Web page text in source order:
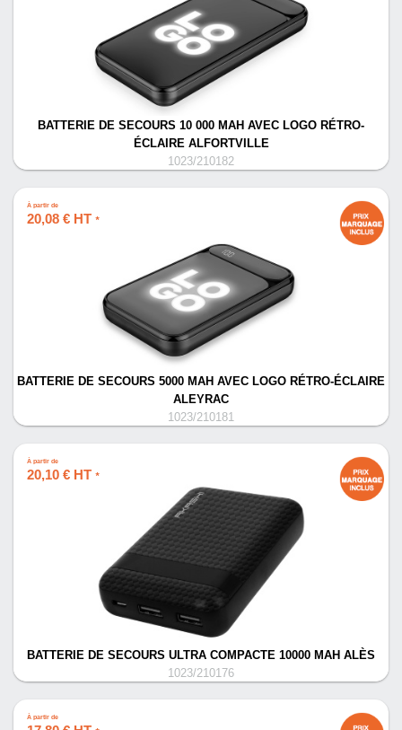
BATTERIE DE SECOURS 10 000 MAH AVEC LOGO RÉTRO-
ÉCLAIRE ALFORTVILLE
1023/210182
À partir de
20,08 € HT *
BATTERIE DE SECOURS 5000 MAH AVEC LOGO RÉTRO-ÉCLAIRE
ALEYRAC
1023/210181
À partir de
20,10 € HT *
BATTERIE DE SECOURS ULTRA COMPACTE 10000 MAH ALÈS
1023/210176
À partir de